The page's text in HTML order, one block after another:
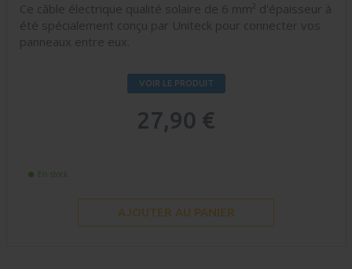
Ce câble électrique qualité solaire de 6 mm² d'épaisseur à
été spécialement conçu par Uniteck pour connecter vos
panneaux entre eux.
VOIR LE PRODUIT
27,90 €
En stock
AJOUTER AU PANIER